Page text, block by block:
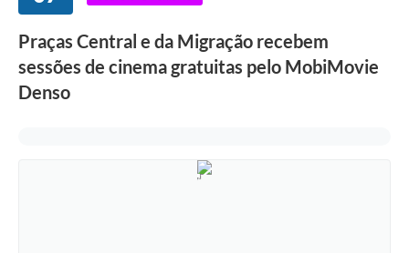
Legislação
Covid-19
Praças Central e da Migração recebem
sessões de cinema gratuitas pelo MobiMovie
Denso